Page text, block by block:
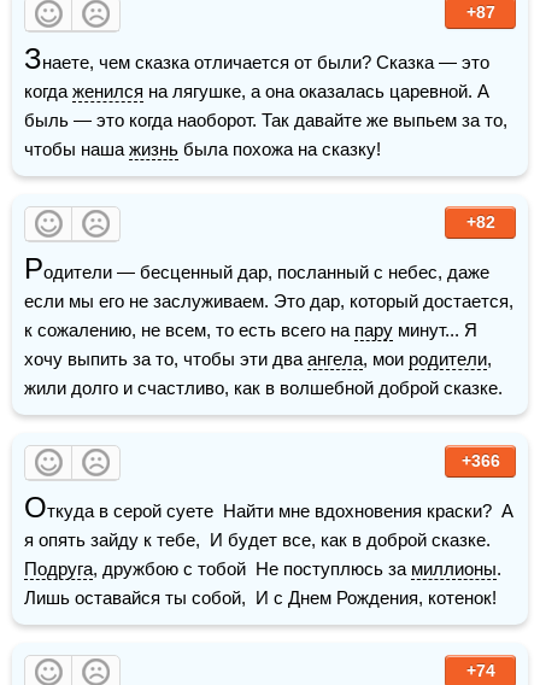
+87
Знаете, чем сказка отличается от были? Сказка — это
когда женился на лягушке, а она оказалась царевной. А
быль — это когда наоборот. Так давайте же выпьем за то,
чтобы наша жизнь была похожа на сказку!
+82
Родители — бесценный дар, посланный с небес, даже
если мы его не заслуживаем. Это дар, который достается,
к сожалению, не всем, то есть всего на пару минут... Я
хочу выпить за то, чтобы эти два ангела, мои родители,
жили долго и счастливо, как в волшебной доброй сказке.
+366
Откуда в серой суете  Найти мне вдохновения краски?  А
Подруга, дружбою с тобой  Не поступлюсь за миллионы.
Лишь оставайся ты собой,  И с Днем Рождения, котенок!
+74